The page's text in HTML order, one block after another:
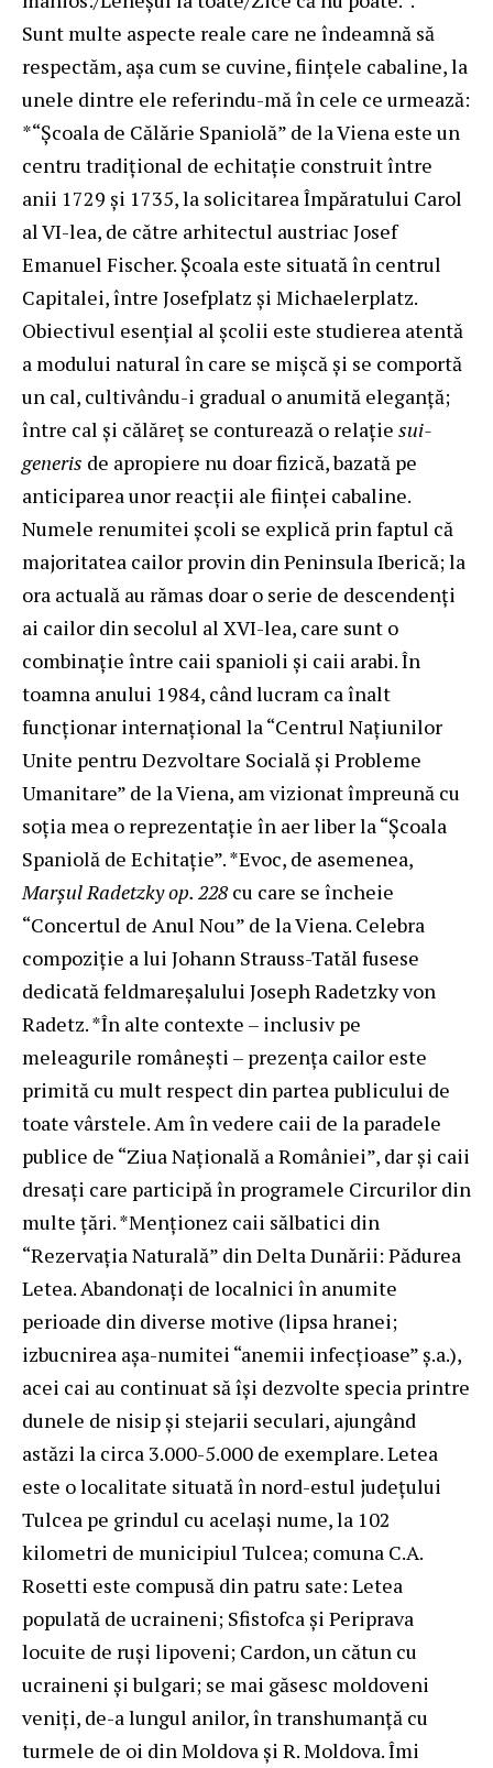
Sunt multe aspecte reale care ne îndeamnă să
respectăm, aşa cum se cuvine, fiinţele cabaline, la
unele dintre ele referindu-mă în cele ce urmează:
*“Şcoala de Călărie Spaniolă” de la Viena este un
centru tradiţional de echitaţie construit între
anii 1729 şi 1735, la solicitarea Împăratului Carol
al VI-lea, de către arhitectul austriac Josef
Emanuel Fischer. Şcoala este situată în centrul
Capitalei, între Josefplatz şi Michaelerplatz.
Obiectivul esenţial al şcolii este studierea atentă
a modului natural în care se mişcă şi se comportă
un cal, cultivându-i gradual o anumită eleganţă;
între cal şi călăreţ se conturează o relaţie sui-
generis de apropiere nu doar fizică, bazată pe
anticiparea unor reacţii ale fiinţei cabaline.
Numele renumitei şcoli se explică prin faptul că
majoritatea cailor provin din Peninsula Iberică; la
ora actuală au rămas doar o serie de descendenţi
ai cailor din secolul al XVI-lea, care sunt o
combinaţie între caii spanioli şi caii arabi. În
toamna anului 1984, când lucram ca înalt
funcţionar internaţional la “Centrul Naţiunilor
Unite pentru Dezvoltare Socială şi Probleme
Umanitare” de la Viena, am vizionat împreună cu
soţia mea o reprezentaţie în aer liber la “Şcoala
Spaniolă de Echitaţie”. *Evoc, de asemenea,
Marşul Radetzky op. 228cu care se încheie
“Concertul de Anul Nou” de la Viena. Celebra
compoziţie a lui Johann Strauss-Tatăl fusese
dedicată feldmareşalului Joseph Radetzky von
Radetz. *În alte contexte – inclusiv pe
meleagurile româneşti – prezenţa cailor este
primită cu mult respect din partea publicului de
toate vârstele. Am în vedere caii de la paradele
publice de “Ziua Naţională a României”, dar şi caii
dresaţi care participă în programele Circurilor din
multe ţări. *Menţionez caii sălbatici din
“Rezervaţia Naturală” din Delta Dunării: Pădurea
Letea. Abandonaţi de localnici în anumite
perioade din diverse motive (lipsa hranei;
izbucnirea aşa-numitei “anemii infecţioase” ş.a.),
acei cai au continuat să îşi dezvolte specia printre
dunele de nisip şi stejarii seculari, ajungând
astăzi la circa 3.000-5.000 de exemplare. Letea
este o localitate situată în nord-estul judeţului
Tulcea pe grindul cu acelaşi nume, la 102
kilometri de municipiul Tulcea; comuna C.A.
Rosetti este compusă din patru sate: Letea
populată de ucraineni; Sfistofca şi Periprava
locuite de ruşi lipoveni; Cardon, un cătun cu
ucraineni şi bulgari; se mai găsesc moldoveni
veniţi, de-a lungul anilor, în transhumanţă cu
turmele de oi din Moldova şi R. Moldova. Îmi